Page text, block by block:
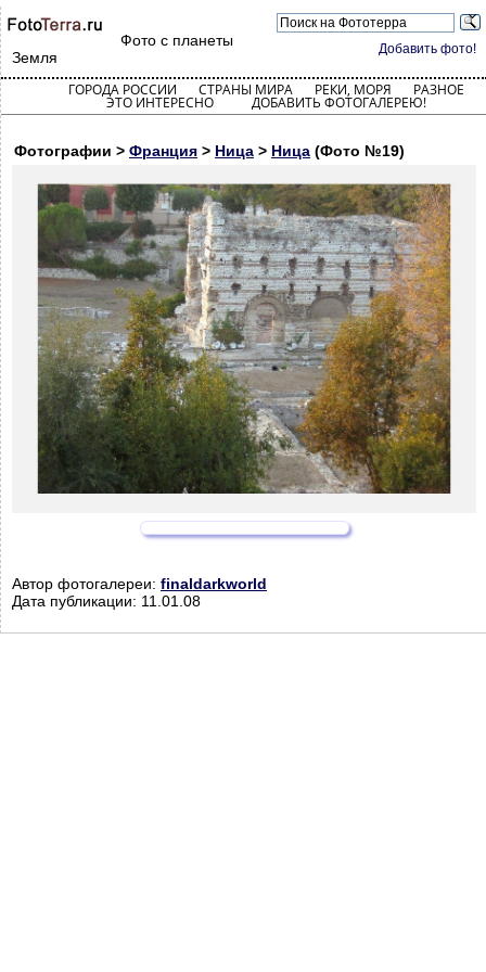
Добавить фото!
Фото с планеты
Земля
ГОРОДА РОССИИ СТРАНЫ МИРА РЕКИ, МОРЯ РАЗНОЕ
ЭТО ИНТЕРЕСНО ДОБАВИТЬ ФОТОГАЛЕРЕЮ!
Фотографии > Франция > Ница > Ница (Фото №19)
Автор фотогалереи: finaldarkworld
Дата публикации: 11.01.08